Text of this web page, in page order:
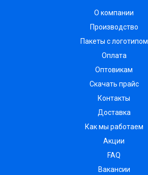
О компании
Производство
Пакеты с логотипом
Оплата
Оптовикам
Скачать прайс
Контакты
Доставка
Как мы работаем
Акции
FAQ
Вакансии